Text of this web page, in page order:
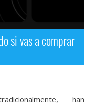
si vas a comprar
han